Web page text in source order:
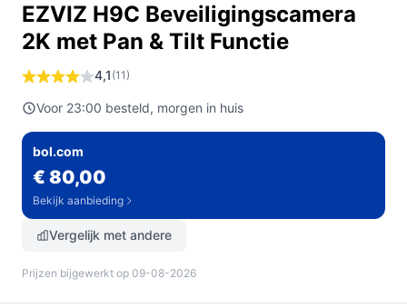
EZVIZ H9C Beveiligingscamera
2K met Pan & Tilt Functie
4,1 (11)
Voor 23:00 besteld, morgen in huis
bol.com
€ 80,00
Bekijk aanbieding
Vergelijk met andere
Prijzen bijgewerkt op 09-08-2026